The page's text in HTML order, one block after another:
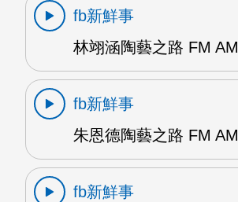
fb新鮮事
林翊涵陶藝之路 FM AM
fb新鮮事
朱恩德陶藝之路 FM AM
fb新鮮事